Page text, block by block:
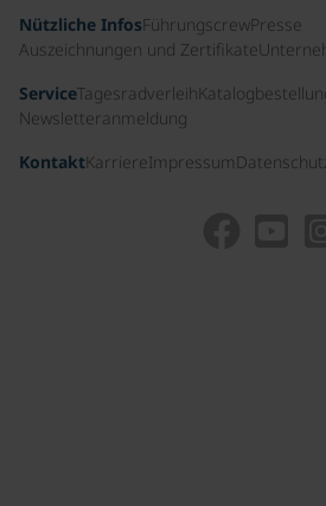
Nützliche InfosFührungscrewPresse
Auszeichnungen und Zertifikate
ServiceTagesradverleih
Newsletteranmeldung
KontaktKarriereImpressum